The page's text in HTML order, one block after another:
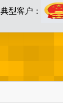
典型客户：